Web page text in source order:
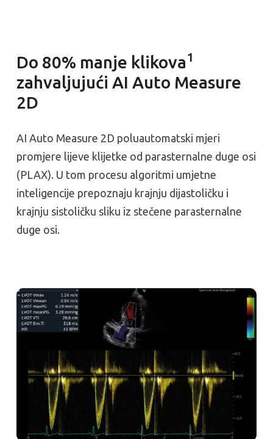
Do 80% manje klikova1
zahvaljujući AI Auto Measure
2D
AI Auto Measure 2D poluautomatski mjeri
promjere lijeve klijetke od parasternalne duge osi
(PLAX). U tom procesu algoritmi umjetne
inteligencije prepoznaju krajnju dijastoličku i
krajnju sistoličku sliku iz stečene parasternalne
duge osi.